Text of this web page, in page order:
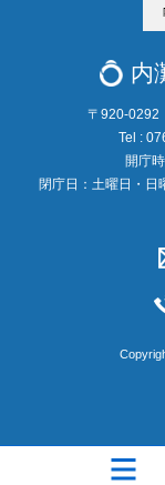
内
〒920-0292
Tel :
開庁
閉庁日：土曜日・日